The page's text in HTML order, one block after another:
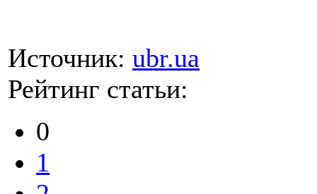
Источник: ubr.ua
Рейтинг статьи:
0
1